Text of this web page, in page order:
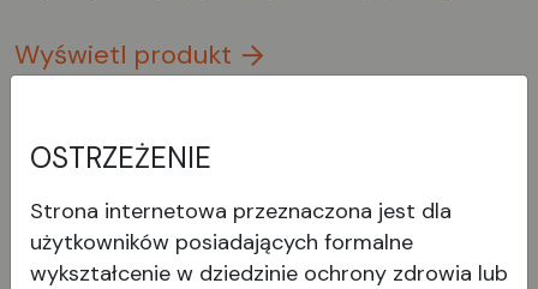
Wyświetl produkt
OSTRZEŻENIE
Strona internetowa przeznaczona jest dla
użytkowników posiadających formalne
wykształcenie w dziedzinie ochrony zdrowia lub